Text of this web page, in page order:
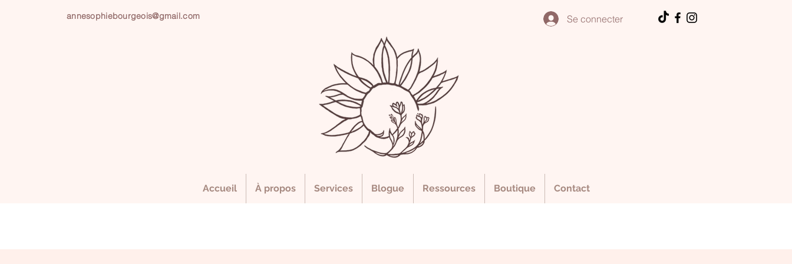
annesophiebourgeois@gmail.com Se connecter
Accueil À propos Services Blogue Ressources Boutique Contact